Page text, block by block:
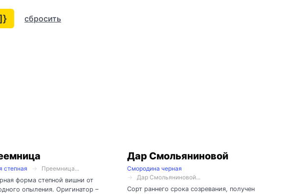
сбросить
степная
Преемница...
форма степной вишни от
опыления. Оригинатор –
Дар Смольяниновой
Смородина черная
Дар Смольяниновой...
Сорт раннего срока созревания, получен